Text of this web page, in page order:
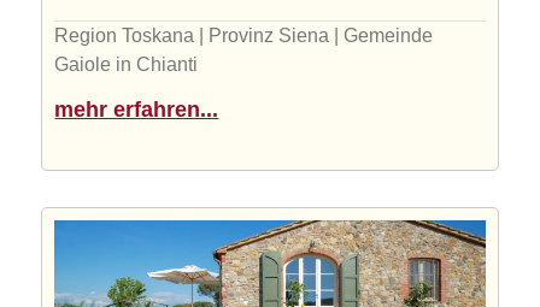
Region Toskana | Provinz Siena | Gemeinde
Gaiole in Chianti
mehr erfahren...